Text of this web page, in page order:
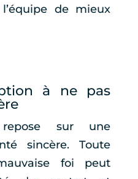
de mieux
à ne pas
sur une
sincère. Toute
foi peut